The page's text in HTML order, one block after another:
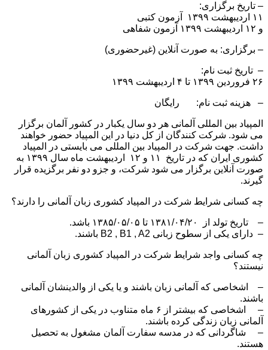
– تاریخ برگزاری:
۱۱ اردیبهشت ۱۳۹۹ آزمون کتبی
و ۱۲ اردیبهشت ۱۳۹۹ آزمون شفاهی
– برگزاری: به صورت آنلاین (غیرحضوری)
– تاریخ ثبت نام:
۲۶ فروردین ۱۳۹۹ تا ۴ اردیبهشت ۱۳۹۹
– هزینه ثبت نام: رایگان
المپیاد بین المللی آلمانی هر دو سال یکبار در کشور آلمان برگزار
می شود. شرکت کنندگان از کل دنیا در این المپیاد حضور خواهند
داشت. جهت شرکت در المپیاد بین المللی می بایستی در المپیاد
کشوری ایران که در تاریخ ۱۱ و ۱۲ اردیبهشت ماه سال ۱۳۹۹ به
صورت آنلاین برگزار می شود شرکت، و جزو دو نفر برگزیده قرار
گیرند.
چه کسانی شرایط شرکت در المپیاد کشوری زبان آلمانی را دارند؟
– تاریخ تولد از ۱۳۸۱/۰۴/۲۰ تا ۱۳۸۵/۰۵/۰۵ باشد.
– دارای یکی از سطوح زبانی B2 , B1 , A2 باشند.
چه کسانی واجد شرایط شرکت در المپیاد کشوری زبان آلمانی
نیستند؟
– اشخاصی که آلمانی زبان باشند و یا یکی از والدینشان آلمانی
باشند.
– اشخاصی که بیشتر از ۶ ماه متناوب در یکی از کشورهای
آلمانی زبان زندگی کرده باشند.
– شاگردانی که در مدسه سفارت آلمان مشغول به تحصیل
هستند.